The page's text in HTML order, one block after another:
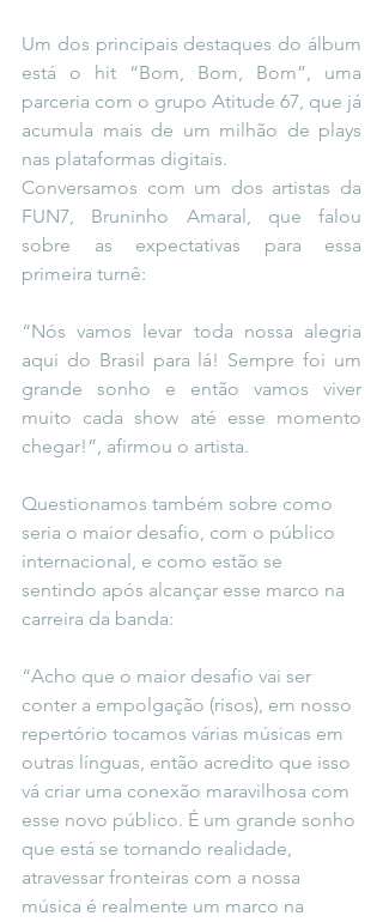
Um dos principais destaques do álbum
está o hit “Bom, Bom, Bom”, uma
parceria com o grupo Atitude 67, que já
acumula mais de um milhão de plays
nas plataformas digitais.
Conversamos com um dos artistas da
FUN7, Bruninho Amaral, que falou
sobre as expectativas para essa
primeira turnê:
“Nós vamos levar toda nossa alegria
aqui do Brasil para lá! Sempre foi um
grande sonho e então vamos viver
muito cada show até esse momento
chegar!”, afirmou o artista.
Questionamos também sobre como
seria o maior desafio, com o público
internacional, e como estão se
sentindo após alcançar esse marco na
carreira da banda:
“Acho que o maior desafio vai ser
conter a empolgação (risos), em nosso
repertório tocamos várias músicas em
outras línguas, então acredito que isso
vá criar uma conexão maravilhosa com
esse novo público. É um grande sonho
que está se tornando realidade,
atravessar fronteiras com a nossa
música é realmente um marco na